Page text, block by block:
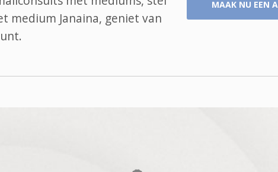
medium Janaina, geniet van
MAAK NU EEN